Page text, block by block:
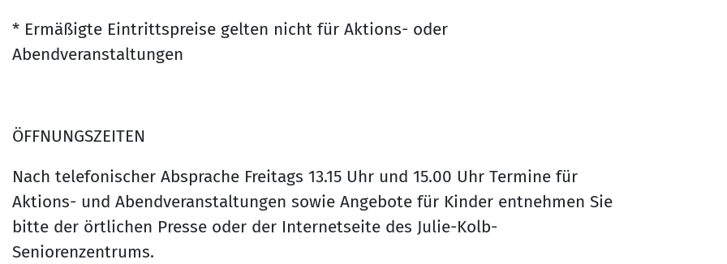
* Ermäßigte Eintrittspreise gelten nicht für Aktions- oder
Abendveranstaltungen
ÖFFNUNGSZEITEN
Nach telefonischer Absprache Freitags 13.15 Uhr und 15.00 Uhr Termine für
Aktions- und Abendveranstaltungen sowie Angebote für Kinder entnehmen Sie
bitte der örtlichen Presse oder der Internetseite des Julie-Kolb-
Seniorenzentrums.